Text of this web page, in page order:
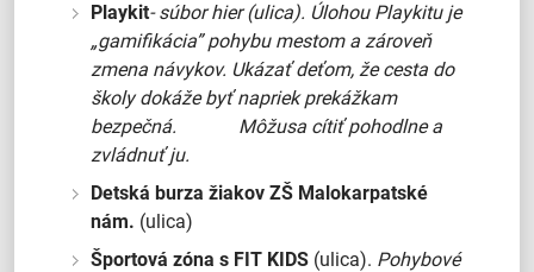
Playkit- súbor hier(ulica). Úlohou Playkitu je
„gamifikácia” pohybu mestom a zároveň
zmena návykov. Ukázať deťom, že cesta do
školy dokáže byť napriek prekážkam
bezpečná.
Môžusa cítiť pohodlne a
zvládnuť ju.
Detská burza žiakov ZŠ Malokarpatské
nám. (ulica)
Športová zóna s FIT KIDS (ulica). Pohybové